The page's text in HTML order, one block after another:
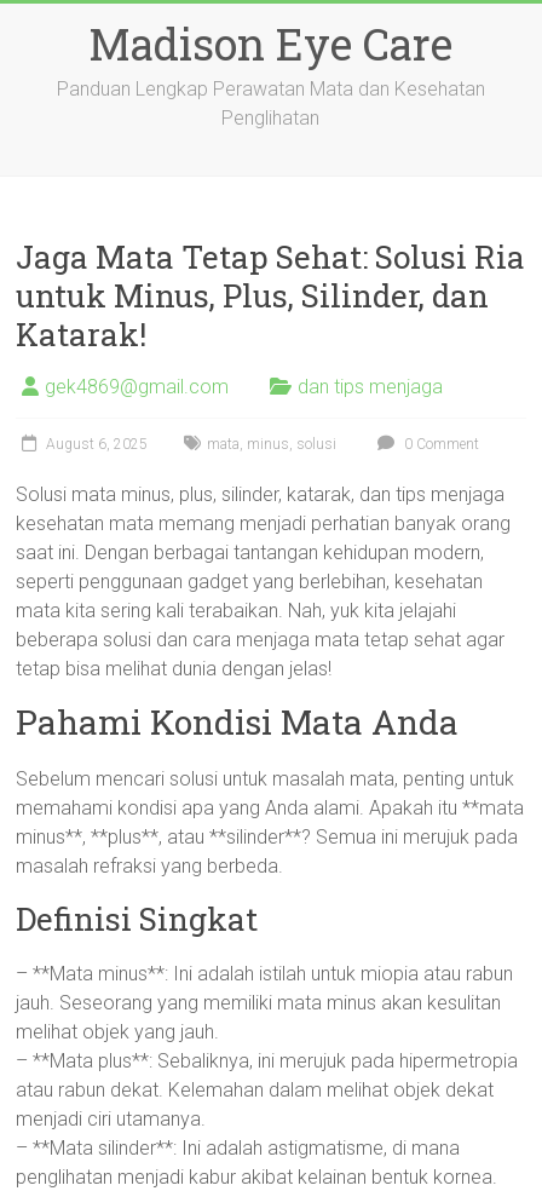
Madison Eye Care
Panduan Lengkap Perawatan Mata dan Kesehatan
Penglihatan
Jaga Mata Tetap Sehat: Solusi Ria
untuk Minus, Plus, Silinder, dan
Katarak!
gek4869@gmail.com dan tips menjaga
August 6, 2025 mata, minus, solusi 0 Comment
Solusi mata minus, plus, silinder, katarak, dan tips menjaga
kesehatan mata memang menjadi perhatian banyak orang
saat ini. Dengan berbagai tantangan kehidupan modern,
seperti penggunaan gadget yang berlebihan, kesehatan
mata kita sering kali terabaikan. Nah, yuk kita jelajahi
beberapa solusi dan cara menjaga mata tetap sehat agar
tetap bisa melihat dunia dengan jelas!
Pahami Kondisi Mata Anda
Sebelum mencari solusi untuk masalah mata, penting untuk
memahami kondisi apa yang Anda alami. Apakah itu **mata
minus**, **plus**, atau **silinder**? Semua ini merujuk pada
masalah refraksi yang berbeda.
Definisi Singkat
– **Mata minus**: Ini adalah istilah untuk miopia atau rabun
jauh. Seseorang yang memiliki mata minus akan kesulitan
melihat objek yang jauh.
– **Mata plus**: Sebaliknya, ini merujuk pada hipermetropia
atau rabun dekat. Kelemahan dalam melihat objek dekat
menjadi ciri utamanya.
– **Mata silinder**: Ini adalah astigmatisme, di mana
penglihatan menjadi kabur akibat kelainan bentuk kornea.